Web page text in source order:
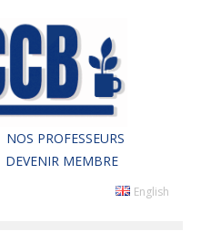
NOS PROFESSEURS
DEVENIR MEMBRE
English